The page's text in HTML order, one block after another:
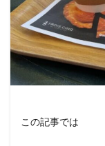
この記事では